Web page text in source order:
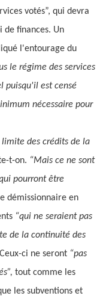
votés”, qui devra
finances. Un
l'entourage du
le régime des services
puisqu'il est censé
nécessaire pour
limite des crédits de la
t-on. “Mais ce ne sont
pourront être
démissionnaire en
“qui ne seraient pas
de la continuité des
Ceux-ci ne seront “pas
tout comme les
les subventions et